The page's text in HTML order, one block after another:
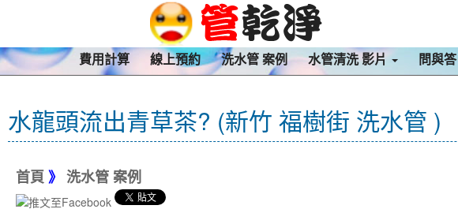
費用計算 線上預約 洗水管 案例 水管清洗 影片 問與答
水龍頭流出青草茶? (新竹 福樹街 洗水管 )
首頁 》 洗水管 案例